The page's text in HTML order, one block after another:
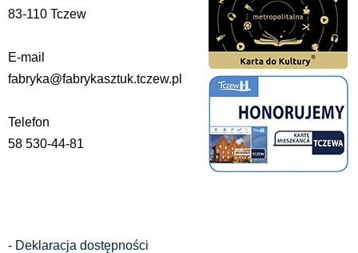
83-110 Tczew
E-mail
fabryka@fabrykasztuk.tczew.pl
Telefon
58 530-44-81
- Deklaracja dostępności